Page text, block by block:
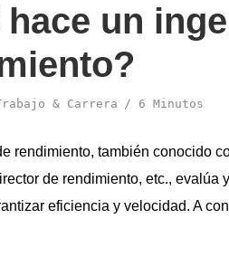
hace un
& Carrera 6 Minutos
rendimiento, también conocido
de rendimiento, etc.,
eficiencia y velocidad. A